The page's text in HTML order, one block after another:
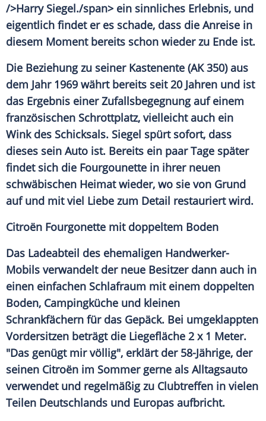
/>Harry Siegel./span> ein sinnliches Erlebnis, und
eigentlich findet er es schade, dass die Anreise in
diesem Moment bereits schon wieder zu Ende ist.
Die Beziehung zu seiner Kastenente (AK 350) aus
dem Jahr 1969 währt bereits seit 20 Jahren und ist
das Ergebnis einer Zufallsbegegnung auf einem
französischen Schrottplatz, vielleicht auch ein
Wink des Schicksals. Siegel spürt sofort, dass
dieses sein Auto ist. Bereits ein paar Tage später
findet sich die Fourgounette in ihrer neuen
schwäbischen Heimat wieder, wo sie von Grund
auf und mit viel Liebe zum Detail restauriert wird.
Citroën Fourgonette mit doppeltem Boden
Das Ladeabteil des ehemaligen Handwerker-
Mobils verwandelt der neue Besitzer dann auch in
einen einfachen Schlafraum mit einem doppelten
Boden, Campingküche und kleinen
Schrankfächern für das Gepäck. Bei umgeklappten
Vordersitzen beträgt die Liegefläche 2 x 1 Meter.
"Das genügt mir völlig", erklärt der 58-Jährige, der
seinen Citroën im Sommer gerne als Alltagsauto
verwendet und regelmäßig zu Clubtreffen in vielen
Teilen Deutschlands und Europas aufbricht.